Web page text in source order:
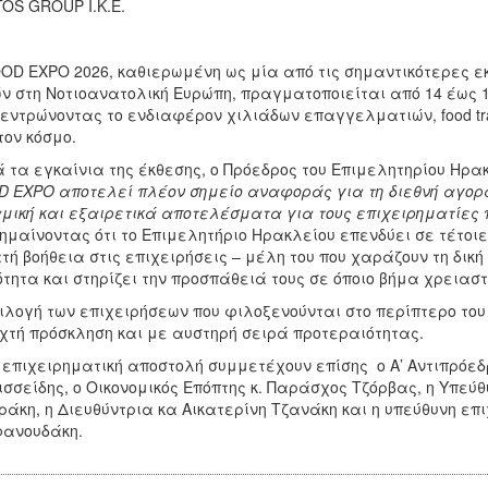
GROUP Ι.Κ.Ε.
EXPO 2026, καθιερωμένη ως μία από τις σημαντικότερες
στη Νοτιοανατολική Ευρώπη, πραγματοποιείται από 14 έως
το ενδιαφέρον χιλιάδων επαγγελματιών, food
κόσμο.
εγκαίνια της έκθεσης, ο Πρόεδρος του Επιμελητηρίου
EXPO αποτελεί πλέον σημείο αναφοράς για τη διεθνή
και εξαιρετικά αποτελέσματα για τους
ότι το Επιμελητήριο Ηρακλείου επενδύει σε
βοήθεια στις επιχειρήσεις – μέλη του που χαράζουν τη
και στηρίζει την προσπάθειά τους σε όποιο βήμα
των επιχειρήσεων που φιλοξενούνται στο περίπτερο
πρόσκληση και με αυστηρή σειρά προτεραιότητας.
αποστολή συμμετέχουν επίσης ο Α’
ο Οικονομικός Επόπτης κ. Παράσχος Τζόρβας, η
η Διευθύντρια κα Αικατερίνη Τζανάκη και η υπεύθυνη